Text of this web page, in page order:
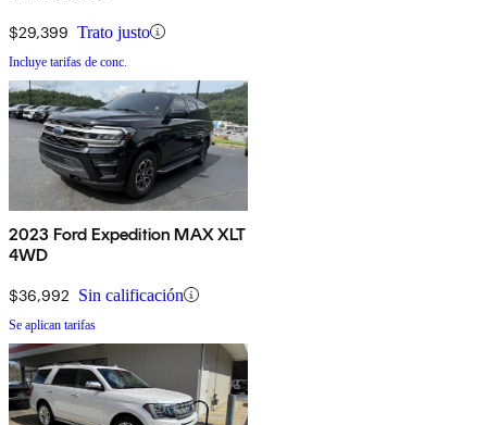
$29,399 Trato justo
Incluye tarifas de conc.
2023 Ford Expedition MAX XLT
4WD
$36,992 Sin calificación
Se aplican tarifas